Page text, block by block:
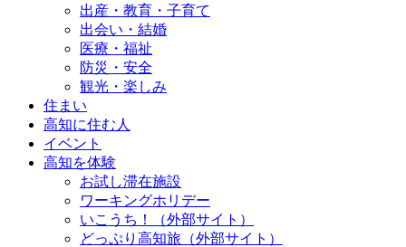
出産・教育・子育て
出会い・結婚
医療・福祉
防災・安全
観光・楽しみ
住まい
高知に住む人
イベント
高知を体験
お試し滞在施設
ワーキングホリデー
いこうち！（外部サイト）
どっぷり高知旅（外部サイト）